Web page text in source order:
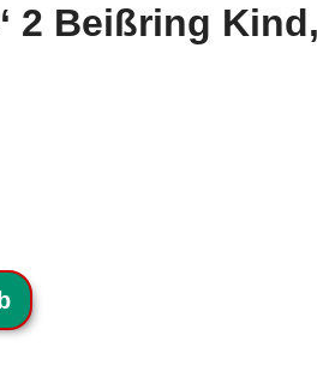
2 Beißring